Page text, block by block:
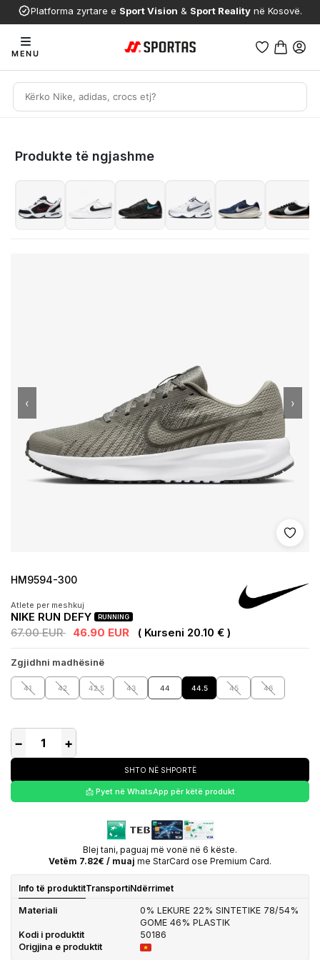
Platforma zyrtare e Sport Vision & Sport Reality në Kosovë.
MENU
Produkte të ngjashme
Shto
‹ ›
HM9594-300
Atlete per meshkuj
NIKE RUN DEFY RUNNING
67.00 EUR 46.90 EUR ( Kurseni 20.10 € )
Zgjidhni madhësinë
41 42 42.5 43 44 44.5 45 46
− +
SHTO NË SHPORTË
📩 Pyet në WhatsApp për këtë produkt
Blej tani, paguaj më vonë në 6 këste.
Vetëm 7.82€ / muaj me StarCard ose Premium Card.
Info të produktitTransportiNdërrimet
Materiali
0% LEKURE 22% SINTETIKE 78/54%
GOME 46% PLASTIK
Kodi i produktit
50186
Origjina e produktit